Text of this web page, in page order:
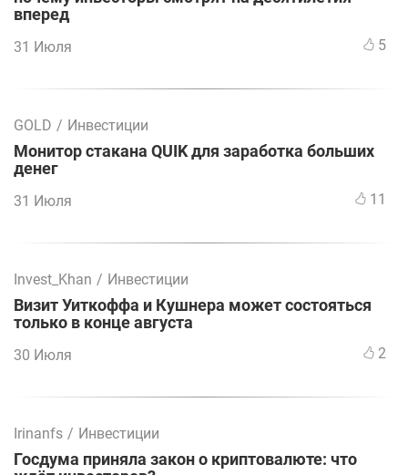
вперед
31 Июля 5
GOLD / Инвестиции
Монитор стакана QUIK для заработка больших
денег
31 Июля 11
Invest_Khan / Инвестиции
Визит Уиткоффа и Кушнера может состояться
только в конце августа
30 Июля 2
Irinanfs / Инвестиции
Госдума приняла закон о криптовалюте: что